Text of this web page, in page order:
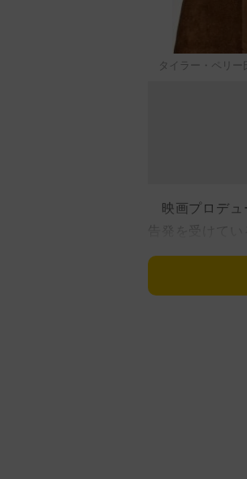
タイラー・ペリー
映画プロデュ
は今年6月、2
回の発言はそ